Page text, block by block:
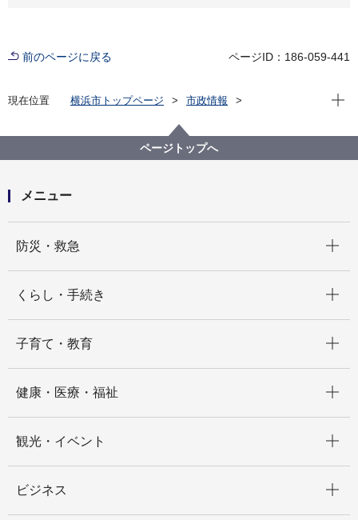
前のページに戻る ページID：186-059-441
現在位置 横浜市トップページ
市政情報
にぎわいスポーツ文化局
令和６年度横浜市民スポーツ意識調査結果報告
現在
ページトップへ
メニュー
防災・救急
くらし・手続き
子育て・教育
健康・医療・福祉
観光・イベント
ビジネス